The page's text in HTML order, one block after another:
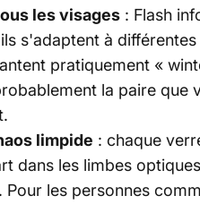
les visages : Flash
s'adaptent à
pratiquement «
la paire
limpide : chaque
dans les limbes
les personnes